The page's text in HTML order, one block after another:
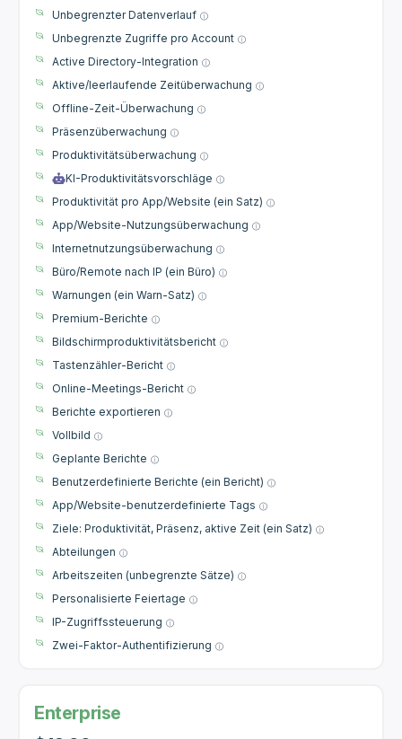
Unbegrenzter Datenverlauf
Unbegrenzte Zugriffe pro Account
Active Directory-Integration
Aktive/leerlaufende Zeitüberwachung
Offline-Zeit-Überwachung
Präsenzüberwachung
Produktivitätsüberwachung
KI-Produktivitätsvorschläge
Produktivität pro App/Website (ein Satz)
App/Website-Nutzungsüberwachung
Internetnutzungsüberwachung
Büro/Remote nach IP (ein Büro)
Warnungen (ein Warn-Satz)
Premium-Berichte
Bildschirmproduktivitätsbericht
Tastenzähler-Bericht
Online-Meetings-Bericht
Berichte exportieren
Vollbild
Geplante Berichte
Benutzerdefinierte Berichte (ein Bericht)
App/Website-benutzerdefinierte Tags
Ziele: Produktivität, Präsenz, aktive Zeit (ein Satz)
Abteilungen
Arbeitszeiten (unbegrenzte Sätze)
Personalisierte Feiertage
IP-Zugriffssteuerung
Zwei-Faktor-Authentifizierung
Enterprise